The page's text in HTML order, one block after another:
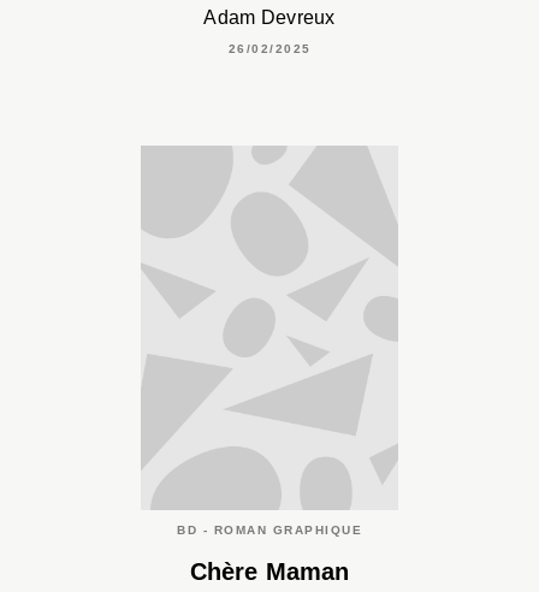
Adam Devreux
26/02/2025
BD - ROMAN GRAPHIQUE
Chère Maman